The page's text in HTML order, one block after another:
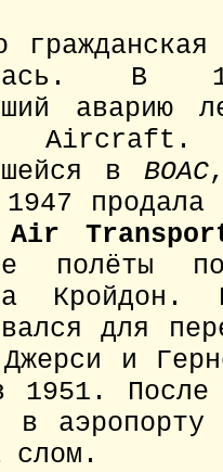
В
аварию
Aircraft.
в BOAC
продала
полёты
Кройдон.
для
и
1951. После
в
слом.